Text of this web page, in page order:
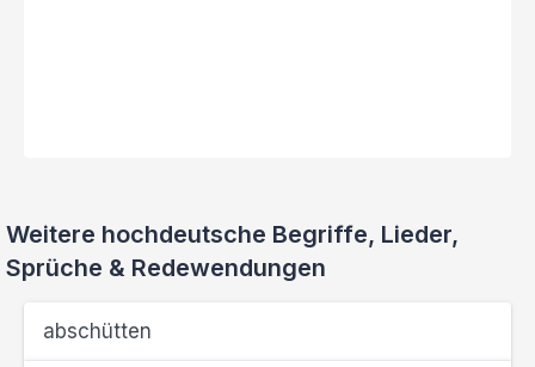
Weitere hochdeutsche Begriffe, Lieder,
Sprüche & Redewendungen
abschütten